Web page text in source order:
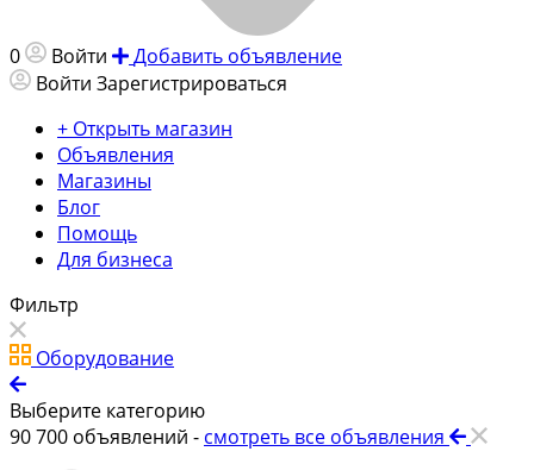
0 Войти
Добавить объявление
Войти Зарегистрироваться
+ Открыть магазин
Объявления
Магазины
Блог
Помощь
Для бизнеса
Фильтр
Оборудование
Выберите категорию
90 700 объявлений - смотреть все объявления